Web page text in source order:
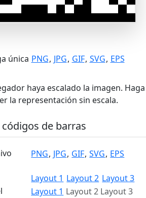
única PNG, JPG, GIF, SVG, EPS
haya escalado la imagen.
la representación sin escala.
de barras
PNG, JPG, GIF, SVG, EPS
Layout 1 Layout 2 Layout 3
Layout 1 Layout 2 Layout 3